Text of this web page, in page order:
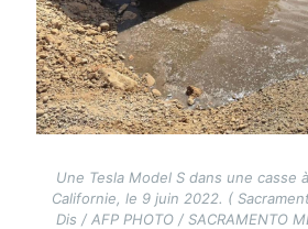
Une Tesla Model S dans une casse
Californie, le 9 juin 2022. (
Dis / AFP PHOTO / SACRAMENTO